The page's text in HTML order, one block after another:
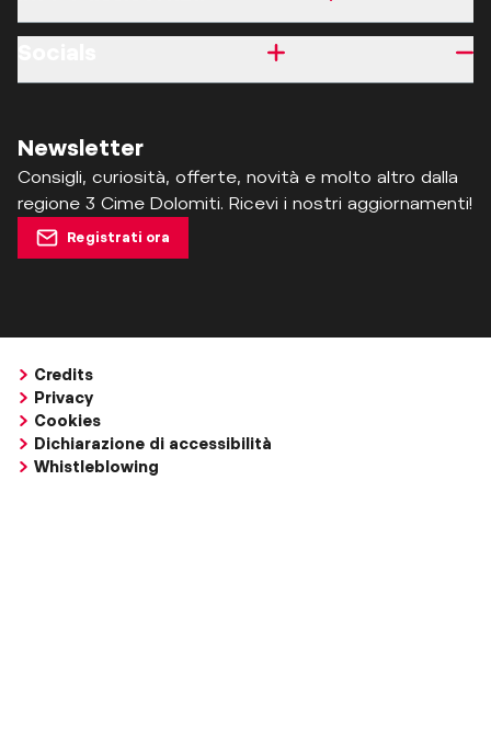
Newsletter
Consigli, curiosità, offerte, novità e molto altro dalla
regione 3 Cime Dolomiti. Ricevi i nostri aggiornamenti!
Registrati ora
Credits
Privacy
Cookies
Dichiarazione di accessibilità
Whistleblowing